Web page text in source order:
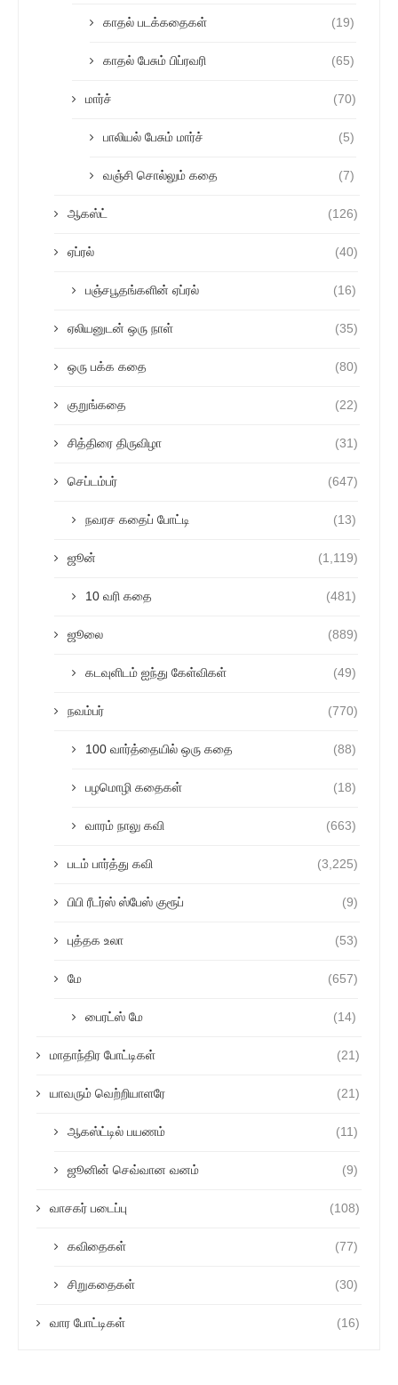
காதல் படக்கதைகள் (19)
காதல் பேசும் பிப்ரவரி (65)
மார்ச் (70)
பாலியல் பேசும் மார்ச் (5)
வஞ்சி சொல்லும் கதை (7)
ஆகஸ்ட் (126)
ஏப்ரல் (40)
பஞ்சபூதங்களின் ஏப்ரல் (16)
ஏலியனுடன் ஒரு நாள் (35)
ஒரு பக்க கதை (80)
குறுங்கதை (22)
சித்திரை திருவிழா (31)
செப்டம்பர் (647)
நவரச கதைப் போட்டி (13)
ஜூன் (1,119)
10 வரி கதை (481)
ஜூலை (889)
கடவுளிடம் ஐந்து கேள்விகள் (49)
நவம்பர் (770)
100 வார்த்தையில் ஒரு கதை (88)
பழமொழி கதைகள் (18)
வாரம் நாலு கவி (663)
படம் பார்த்து கவி (3,225)
பிபி ரீடர்ஸ் ஸ்பேஸ் குரூப் (9)
புத்தக உலா (53)
மே (657)
பைரட்ஸ் மே (14)
மாதாந்திர போட்டிகள் (21)
யாவரும் வெற்றியாளரே (21)
ஆகஸ்ட்டில் பயணம் (11)
ஜூனின் செவ்வான வனம் (9)
வாசகர் படைப்பு (108)
கவிதைகள் (77)
சிறுகதைகள் (30)
வார போட்டிகள் (16)